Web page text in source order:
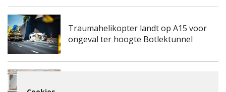
Traumahelikopter landt op A15 voor
ongeval ter hoogte Botlektunnel